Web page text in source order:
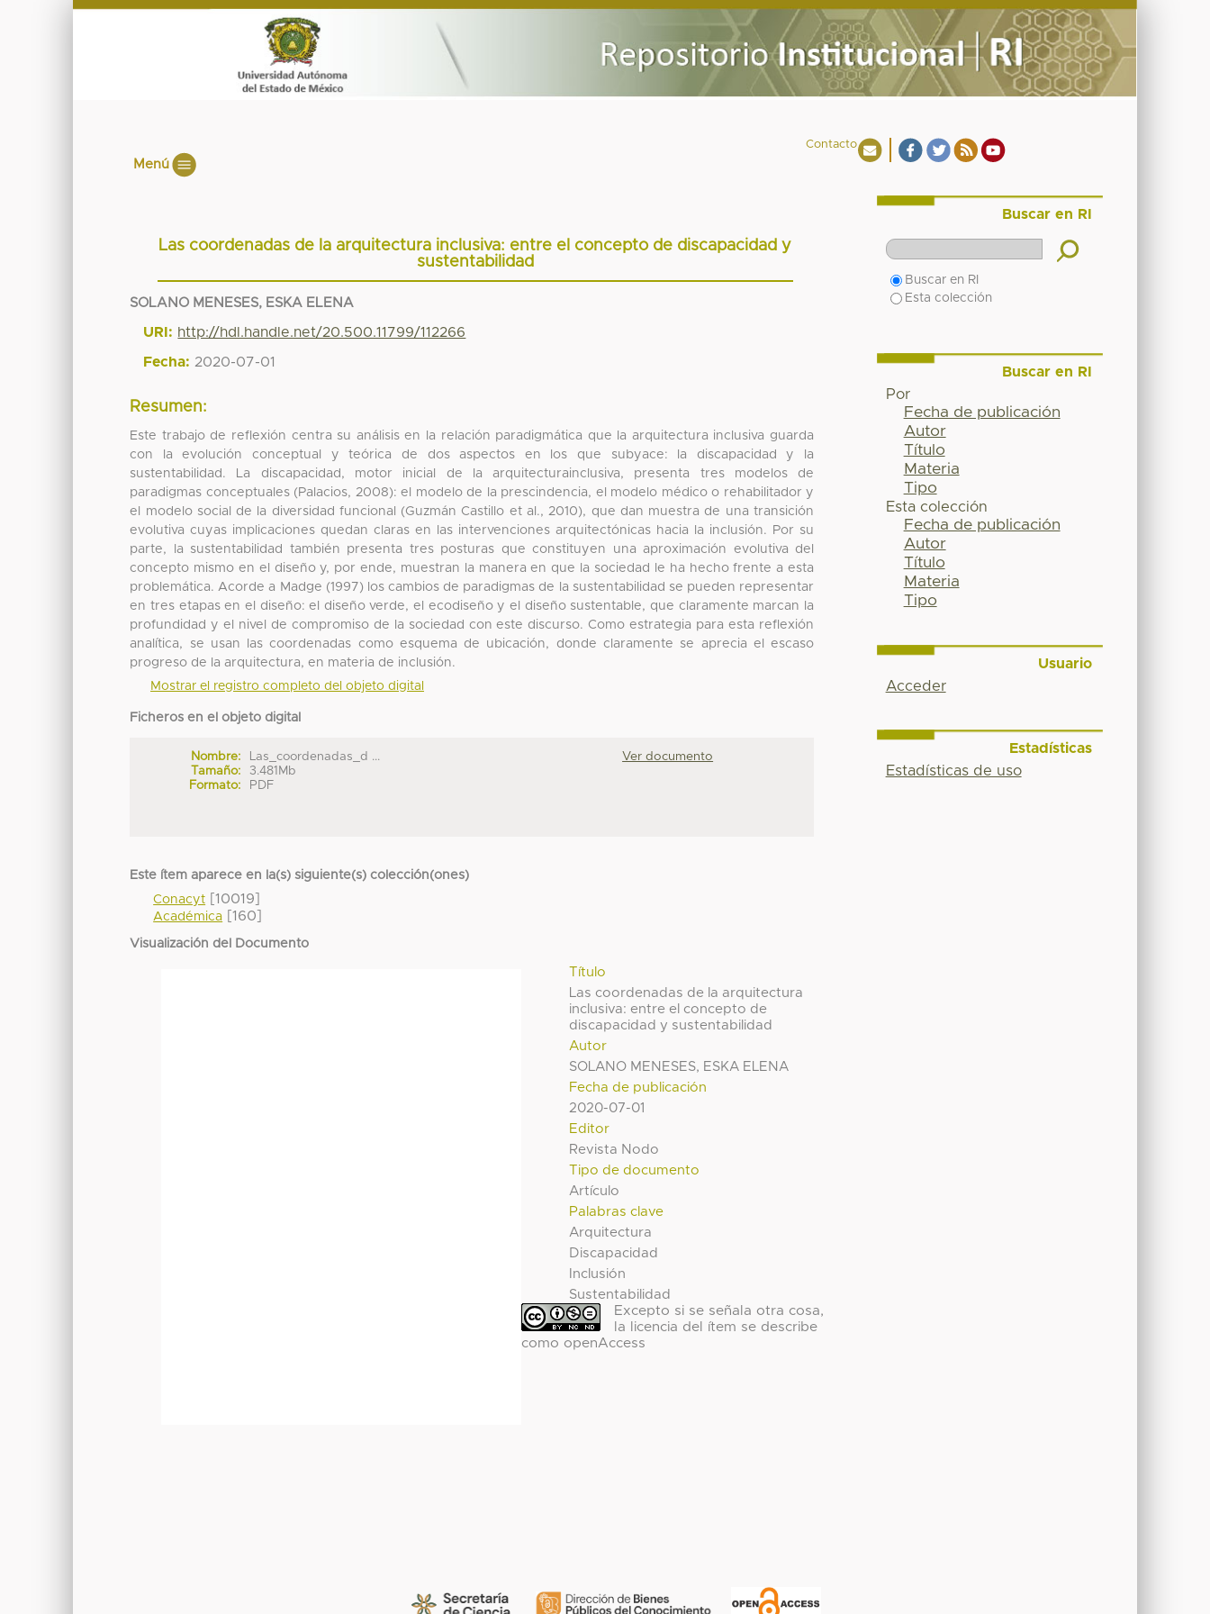
Contacto
Menú
Las coordenadas de la arquitectura inclusiva: entre el concepto de discapacidad y
sustentabilidad
SOLANO MENESES, ESKA ELENA
URI: http://hdl.handle.net/20.500.11799/112266
Fecha: 2020-07-01
Resumen:
Este trabajo de reflexión centra su análisis en la relación paradigmática que la arquitectura inclusiva guarda
con la evolución conceptual y teórica de dos aspectos en los que subyace: la discapacidad y la
sustentabilidad. La discapacidad, motor inicial de la arquitecturainclusiva, presenta tres modelos de
paradigmas conceptuales (Palacios, 2008): el modelo de la prescindencia, el modelo médico o rehabilitador y
el modelo social de la diversidad funcional (Guzmán Castillo et al., 2010), que dan muestra de una transición
evolutiva cuyas implicaciones quedan claras en las intervenciones arquitectónicas hacia la inclusión. Por su
parte, la sustentabilidad también presenta tres posturas que constituyen una aproximación evolutiva del
concepto mismo en el diseño y, por ende, muestran la manera en que la sociedad le ha hecho frente a esta
problemática. Acorde a Madge (1997) los cambios de paradigmas de la sustentabilidad se pueden representar
en tres etapas en el diseño: el diseño verde, el ecodiseño y el diseño sustentable, que claramente marcan la
profundidad y el nivel de compromiso de la sociedad con este discurso. Como estrategia para esta reflexión
analítica, se usan las coordenadas como esquema de ubicación, donde claramente se aprecia el escaso
progreso de la arquitectura, en materia de inclusión.
Mostrar el registro completo del objeto digital
Ficheros en el objeto digital
Nombre:
Las_coordenadas_d ...
Tamaño:
3.481Mb
Formato:
PDF
Ver documento
Este ítem aparece en la(s) siguiente(s) colección(ones)
Conacyt [10019]
Académica [160]
Visualización del Documento
Título
Las coordenadas de la arquitectura
inclusiva: entre el concepto de
discapacidad y sustentabilidad
Autor
SOLANO MENESES, ESKA ELENA
Fecha de publicación
2020-07-01
Editor
Revista Nodo
Tipo de documento
Artículo
Palabras clave
Arquitectura
Discapacidad
Inclusión
Sustentabilidad
Excepto si se señala otra cosa,
la licencia del ítem se describe
como openAccess
Buscar en RI
Buscar en RI
Esta colección
Buscar en RI
Por
Fecha de publicación
Autor
Título
Materia
Tipo
Esta colección
Fecha de publicación
Autor
Título
Materia
Tipo
Usuario
Acceder
Estadísticas
Estadísticas de uso